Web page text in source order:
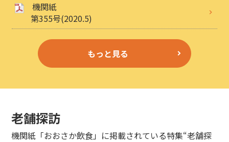
機関紙
第355号(2020.5)
もっと見る
老舗探訪
機関紙「おおさか飲食」に掲載されている特集“老舗探